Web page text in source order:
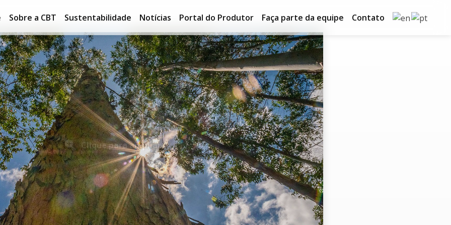
Sobre a CBT Sustentabilidade Notícias Portal do Produtor Faça parte da equipe Contato
Clique para ampliar